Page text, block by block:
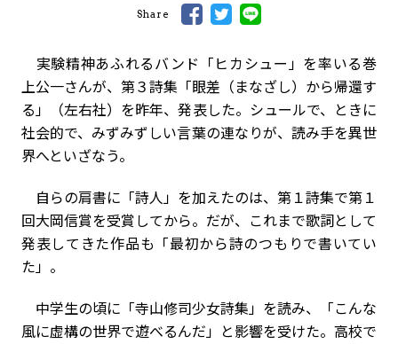
Share
実験精神あふれるバンド「ヒカシュー」を率いる巻
上公一さんが、第３詩集「眼差（まなざし）から帰還す
る」（左右社）を昨年、発表した。シュールで、ときに
社会的で、みずみずしい言葉の連なりが、読み手を異世
界へといざなう。
自らの肩書に「詩人」を加えたのは、第１詩集で第１
回大岡信賞を受賞してから。だが、これまで歌詞として
発表してきた作品も「最初から詩のつもりで書いてい
た」。
中学生の頃に「寺山修司少女詩集」を読み、「こんな
風に虚構の世界で遊べるんだ」と影響を受けた。高校で